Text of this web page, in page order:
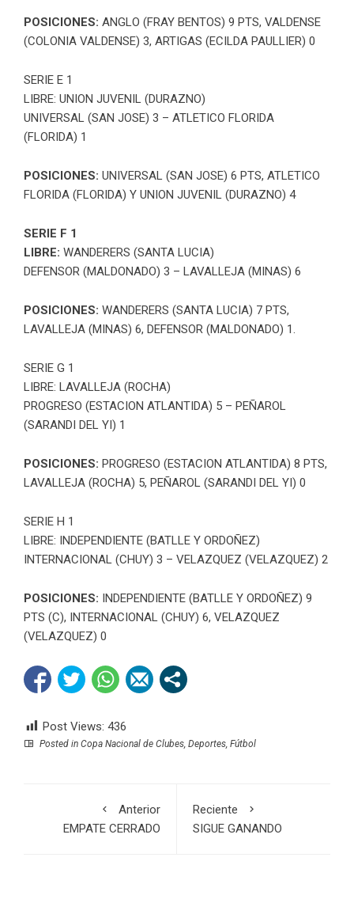
POSICIONES: ANGLO (FRAY BENTOS) 9 PTS, VALDENSE
(COLONIA VALDENSE) 3, ARTIGAS (ECILDA PAULLIER) 0
SERIE E 1
LIBRE: UNION JUVENIL (DURAZNO)
UNIVERSAL (SAN JOSE) 3 – ATLETICO FLORIDA
(FLORIDA) 1
POSICIONES: UNIVERSAL (SAN JOSE) 6 PTS, ATLETICO
FLORIDA (FLORIDA) Y UNION JUVENIL (DURAZNO) 4
SERIE F 1
LIBRE: WANDERERS (SANTA LUCIA)
DEFENSOR (MALDONADO) 3 – LAVALLEJA (MINAS) 6
POSICIONES: WANDERERS (SANTA LUCIA) 7 PTS,
LAVALLEJA (MINAS) 6, DEFENSOR (MALDONADO) 1.
SERIE G 1
LIBRE: LAVALLEJA (ROCHA)
PROGRESO (ESTACION ATLANTIDA) 5 – PEÑAROL
(SARANDI DEL YI) 1
POSICIONES: PROGRESO (ESTACION ATLANTIDA) 8 PTS,
LAVALLEJA (ROCHA) 5, PEÑAROL (SARANDI DEL YI) 0
SERIE H 1
LIBRE: INDEPENDIENTE (BATLLE Y ORDOÑEZ)
INTERNACIONAL (CHUY) 3 – VELAZQUEZ (VELAZQUEZ) 2
POSICIONES: INDEPENDIENTE (BATLLE Y ORDOÑEZ) 9
PTS (C), INTERNACIONAL (CHUY) 6, VELAZQUEZ
(VELAZQUEZ) 0
Post Views: 436
Posted in Copa Nacional de Clubes Deportes Fútbol
Anterior
EMPATE CERRADO
Reciente
SIGUE GANANDO